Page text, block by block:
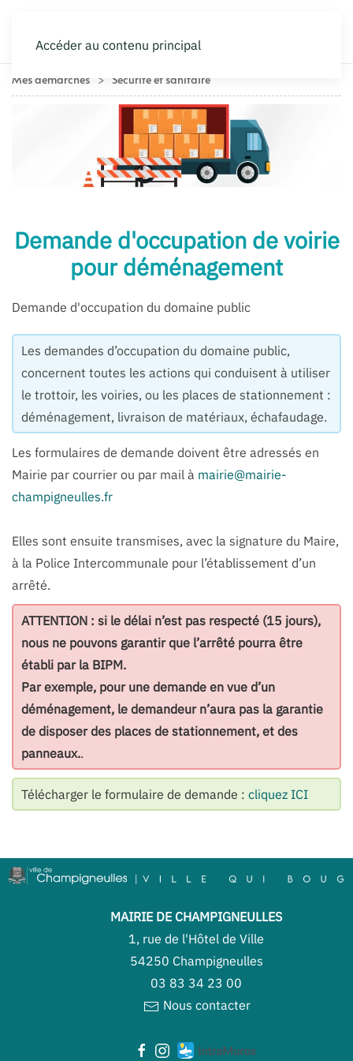
Accéder au contenu principal
Mes démarches Sécurité et sanitaire
Demande d'occupation de voirie
pour déménagement
Demande d'occupation du domaine public
Les demandes d’occupation du domaine public,
concernent toutes les actions qui conduisent à utiliser
le trottoir, les voiries, ou les places de stationnement :
déménagement, livraison de matériaux, échafaudage.
Les formulaires de demande doivent être adressés en
Mairie par courrier ou par mail à mairie@mairie-
champigneulles.fr
Elles sont ensuite transmises, avec la signature du Maire,
à la Police Intercommunale pour l’établissement d’un
arrêté.
ATTENTION : si le délai n’est pas respecté (15 jours),
nous ne pouvons garantir que l’arrêté pourra être
établi par la BIPM.
Par exemple, pour une demande en vue d’un
déménagement, le demandeur n’aura pas la garantie
de disposer des places de stationnement, et des
panneaux..
Télécharger le formulaire de demande : cliquez ICI
MAIRIE DE CHAMPIGNEULLES
1, rue de l'Hôtel de Ville
54250 Champigneulles
03 83 34 23 00
Nous contacter